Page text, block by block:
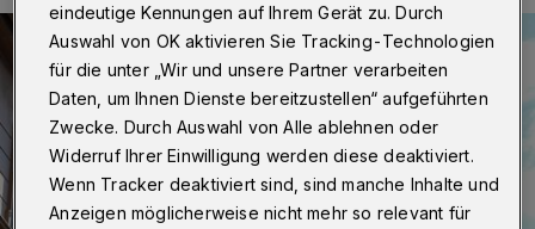
eindeutige Kennungen auf Ihrem Gerät zu. Durch
Auswahl von OK aktivieren Sie Tracking-Technologien
für die unter „Wir und unsere Partner verarbeiten
Daten, um Ihnen Dienste bereitzustellen“ aufgeführten
Zwecke. Durch Auswahl von Alle ablehnen oder
Widerruf Ihrer Einwilligung werden diese deaktiviert.
Wenn Tracker deaktiviert sind, sind manche Inhalte und
Anzeigen möglicherweise nicht mehr so relevant für